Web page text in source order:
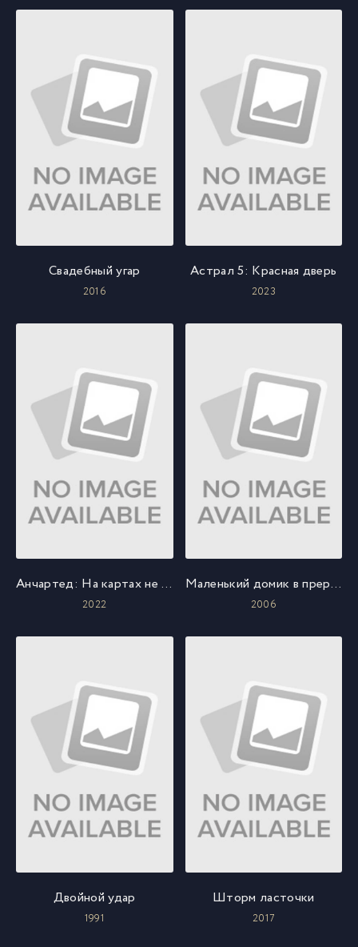
Свадебный угар
2016
Астрал 5: Красная дверь
2023
Анчартед: На картах не значится
2022
Маленький домик в прериях
2006
Двойной удар
1991
Шторм ласточки
2017